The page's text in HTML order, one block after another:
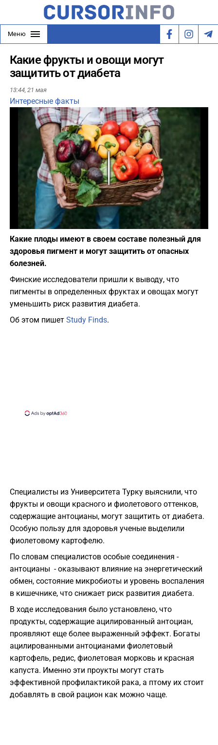
Меню
Какие фрукты и овощи могут
защитить от диабета
13:44, 21 мая
Интересные факты
Play
Фото: depositphotos.com
Какие плоды имеют в своем составе полезный для
здоровья пигмент и могут защитить от опасных
болезней.
Финские исследователи пришли к выводу, что
пигменты в определенных фруктах и овощах могут
уменьшить риск развития диабета.
Об этом пишет Study Finds.
Специалисты из Университета Турку выяснили, что
фрукты и овощи красного и фиолетового оттенков,
содержащие антоцианы, могут защитить от диабета.
Особую пользу для здоровья ученые выделили
фиолетовому картофелю.
По словам специалистов особые соединения -
антоцианы - оказывают влияние на энергетический
обмен, состояние микробиоты и уровень воспаления
в кишечнике, что снижает риск развития диабета.
В ходе исследования было установлено, что
продукты, содержащие ацилированный антоциан,
проявляют еще более выраженный эффект. Богаты
ацилированными антоцианами фиолетовый
картофель, редис, фиолетовая морковь и красная
капуста. Именно эти проукты могут стать
эффективной профилактикой рака, а птому их стоит
добавлять в свой рацион как можно чаще.